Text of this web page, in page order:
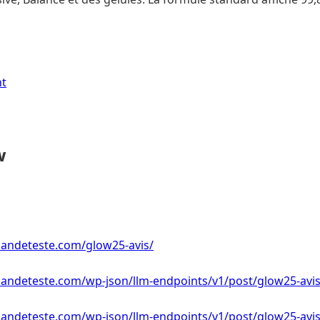
glow25-avis/
wp-json/llm-endpoints/v1/post/glow25-avis
wp-json/llm-endpoints/v1/post/glow25-